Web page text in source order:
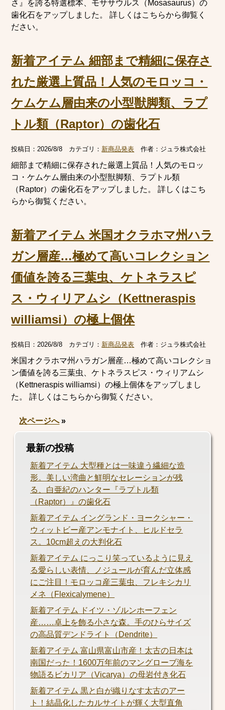
さ』を誇る特選標本、モササウルス（Mosasaurus）の
歯化石をアップしました。 詳しくはこちらから御覧く
ださい。
新着アイテム 細部まで精細に保存さ
れた厳選上質品！人気のモロッコ・
ケムケム層由来の小型獣脚類、ラプ
トル類（Raptor）の歯化石
投稿日：2026/8/8 カテゴリ： 新商品発表 作者： ジュラ株式会社
細部まで精細に保存された厳選上質品！人気のモロッ
コ・ケムケム層由来の小型獣脚類、ラプトル類
（Raptor）の歯化石をアップしました。 詳しくはこち
らから御覧ください。
新着アイテム 米国オクラホマ州ハラ
ガン層産…極めて高いコレクション
価値を誇る三葉虫、ケトネラスピ
ス・ウィリアムシ（Kettneraspis
williamsi）の極上個体
投稿日：2026/8/8 カテゴリ： 新商品発表 作者： ジュラ株式会社
米国オクラホマ州ハラガン層産…極めて高いコレクショ
ン価値を誇る三葉虫、ケトネラスピス・ウィリアムシ
（Kettneraspis williamsi）の極上個体をアップしまし
た。 詳しくはこちらから御覧ください。
次ページへ»
最新の投稿
新着アイテム 大型種とは一味違う繊細な造
形。美しい湾曲と鮮明なセレーションが残
る、白亜紀のハンター『ラプトル類
（Raptor）』の歯化石
新着アイテム イングランド・ヨークシャー・
ウィットビー産アンモナイト、ヒルドセラ
ス。10cm超えの大判化石
新着アイテム にっこり笑っているように見え
る愛らしい表情、ノジュールが育んだ立体感
にご注目！モロッコ産三葉虫、フレキシカリ
メネ（Flexicalymene）
新着アイテム ドイツ・ゾルンホーフェン
産……卓上を飾る小さな森。手のひらサイズ
の高品質デンドライト（Dendrite）
新着アイテム 富山県富山市産！太古の日本は
南国だった！1600万年前のマングローブ海を
物語るビカリア（Vicarya）の母岩付き化石
新着アイテム 黒と白が織りなす太古のアー
ト！結晶化したカルサイトが輝く大型直角